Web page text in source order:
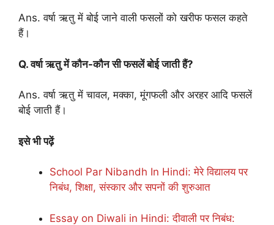
Ans. वर्षा ऋतु में बोई जाने वाली फसलों को खरीफ फसल कहते
हैं।
Q. वर्षा ऋतु में कौन-कौन सी फसलें बोई जाती हैं?
Ans. वर्षा ऋतु में चावल, मक्का, मूंगफली और अरहर आदि फसलें
बोई जाती हैं।
इसे भी पढ़ें
School Par Nibandh In Hindi: मेरे विद्यालय पर
निबंध, शिक्षा, संस्कार और सपनों की शुरुआत
Essay on Diwali in Hindi: दीवाली पर निबंध: